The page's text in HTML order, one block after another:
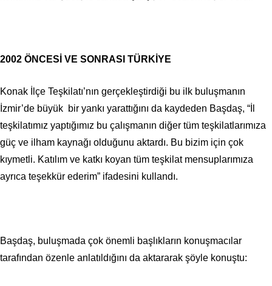
2002 ÖNCESİ VE SONRASI TÜRKİYE
Konak İlçe Teşkilatı’nın gerçekleştirdiği bu ilk buluşmanın
İzmir’de büyük bir yankı yarattığını da kaydeden Başdaş, “İl
teşkilatımız yaptığımız bu çalışmanın diğer tüm teşkilatlarımıza
güç ve ilham kaynağı olduğunu aktardı. Bu bizim için çok
kıymetli. Katılım ve katkı koyan tüm teşkilat mensuplarımıza
ayrıca teşekkür ederim” ifadesini kullandı.
Başdaş, buluşmada çok önemli başlıkların konuşmacılar
tarafından özenle anlatıldığını da aktararak şöyle konuştu: